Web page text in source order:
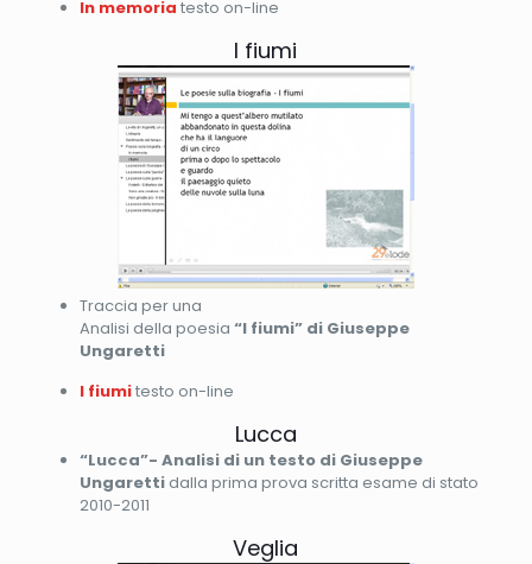
In memoria testo on-line
I fiumi
Traccia per una
Analisi della poesia “I fiumi” di Giuseppe
Ungaretti
I fiumitesto on-line
Lucca
“Lucca”- Analisi di un testo di Giuseppe
Ungarettidalla prima prova scritta esame di stato
2010-2011
Veglia